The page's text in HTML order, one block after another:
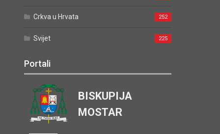
Crkva u Hrvata 252
Svijet 225
Portali
BISKUPIJA
MOSTAR